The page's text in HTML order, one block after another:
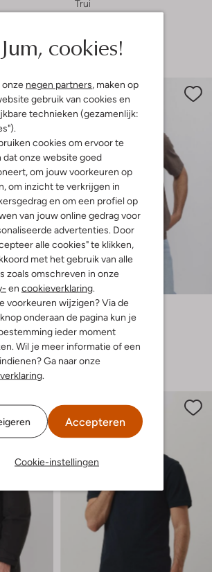
Jum, cookies!
onze negen partners, maken op
gebruik van cookies en
technieken (gezamenlijk:
cookies om ervoor te
dat onze website goed
om jouw voorkeuren op
om inzicht te verkrijgen in
en om een profiel op
van jouw online gedrag voor
advertenties. Door
alle cookies" te klikken,
met het gebruik van alle
zoals omschreven in onze
en cookieverklaring.
voorkeuren wijzigen? Via de
onderaan de pagina kun je
ieder moment
Wil je meer informatie of een
Ga naar onze
.
Accepteren
Cookie-instellingen
Trui
+ meer kleuren
Laatste maten
-40%
Lyle & Scott
T-shirt
€ 54,99 € 32,99